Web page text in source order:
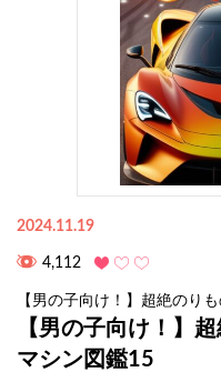
2024.11.19
4,112
【男の子向け！】超絶のり
【男の子向け！】
マシン図鑑15